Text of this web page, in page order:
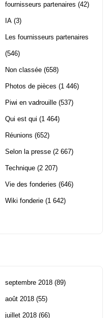
fournisseurs partenaires (42)
IA (3)
Les fournisseurs partenaires
(546)
Non classée (658)
Photos de pièces (1 446)
Piwi en vadrouille (537)
Qui est qui (1 464)
Réunions (652)
Selon la presse (2 667)
Technique (2 207)
Vie des fonderies (646)
Wiki fonderie (1 642)
septembre 2018 (89)
août 2018 (55)
juillet 2018 (66)